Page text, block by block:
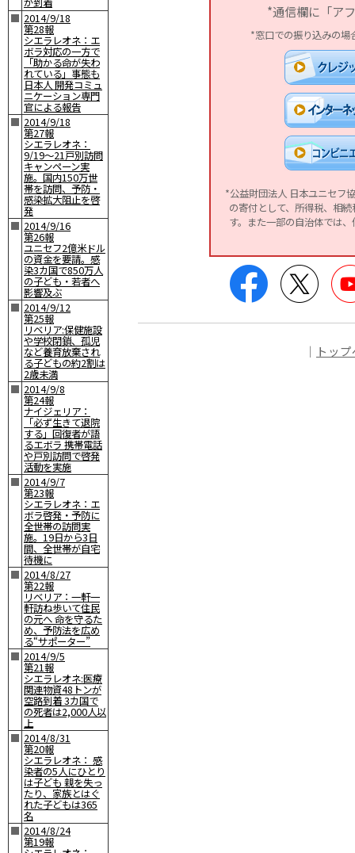
■ 2014/9/18
第28報
シエラレオネ：エ
ボラ対応の一方で
「助かる命が失わ
れている」事態も
日本人 開発コミュ
ニケーション専門
官による報告
■ 2014/9/18
第27報
シエラレオネ：
9/19〜21戸別訪問
キャンペーン実
施。国内150万世
帯を訪問、予防・
感染拡大阻止を啓
発
■ 2014/9/16
第26報
ユニセフ2億米ドル
の資金を要請。感
染3カ国で850万人
の子ども・若者へ
影響及ぶ
■ 2014/9/12
第25報
リベリア:保健施設
や学校閉鎖、孤児
など養育放棄され
る子どもの約2割は
2歳未満
■ 2014/9/8
第24報
ナイジェリア：
「必ず生きて退院
する」回復者が語
るエボラ 携帯電話
や戸別訪問で啓発
活動を実施
■ 2014/9/7
第23報
シエラレオネ：エ
ボラ啓発・予防に
全世帯の訪問実
施。19日から3日
間、全世帯が自宅
待機に
■ 2014/8/27
第22報
リベリア：一軒一
軒訪ね歩いて住民
の元へ 命を守るた
め、予防法を広め
る“サポーター”
■ 2014/9/5
第21報
シエラレオネ:医療
関連物資48トンが
空路到着 3カ国で
の死者は2,000人以
上
■ 2014/8/31
第20報
シエラレオネ： 感
染者の5人にひとり
は子ども 親を失っ
たり、家族とはぐ
れた子どもは365
名
■ 2014/8/24
第19報
*通信欄に「ア
*窓口での振り込みの場
*公益財団法人 日本ユニセフ
の寄付として、所得税、相
す。また一部の自治体では
Facebook Twitter
｜ トッ